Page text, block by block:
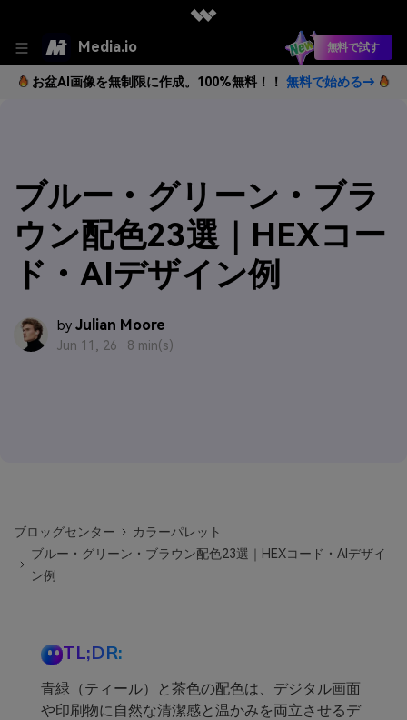
Media.io 無料で試す
お盆AI画像を無制限に作成。100%無料！！ 無料で始める→
ブルー・グリーン・ブラ
ウン配色23選｜HEXコー
ド・AIデザイン例
by Julian Moore
Jun 11, 26 · 8 min(s)
ブロッグセンター
カラーパレット
ブルー・グリーン・ブラウン配色23選｜HEXコード・AIデザイ
ン例
TL;DR:
青緑（ティール）と茶色の配色は、デジタル画面
や印刷物に自然な清潔感と温かみを両立させるデ